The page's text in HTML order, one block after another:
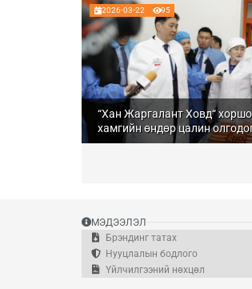
2026-03-22 95
“Хан Жаргалант Ховд“
хамгийн өндөр цалин
болох зорилт тавьжээ
МЭДЭЭЛЭЛ
Брэндинг татах
Нууцлалын бодлого
Үйлчилгээний нөхцөл